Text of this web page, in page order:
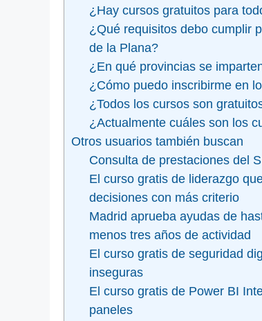
¿Hay cursos gratuitos para
¿Qué requisitos debo cumplir
de la Plana?
¿En qué provincias se
¿Cómo puedo inscribirme en
¿Todos los cursos son
¿Actualmente cuáles son los
Otros usuarios también buscan
Consulta de prestaciones del
El curso gratis de liderazgo
decisiones con más criterio
Madrid aprueba ayudas de
menos tres años de actividad
El curso gratis de seguridad
inseguras
El curso gratis de Power BI
paneles